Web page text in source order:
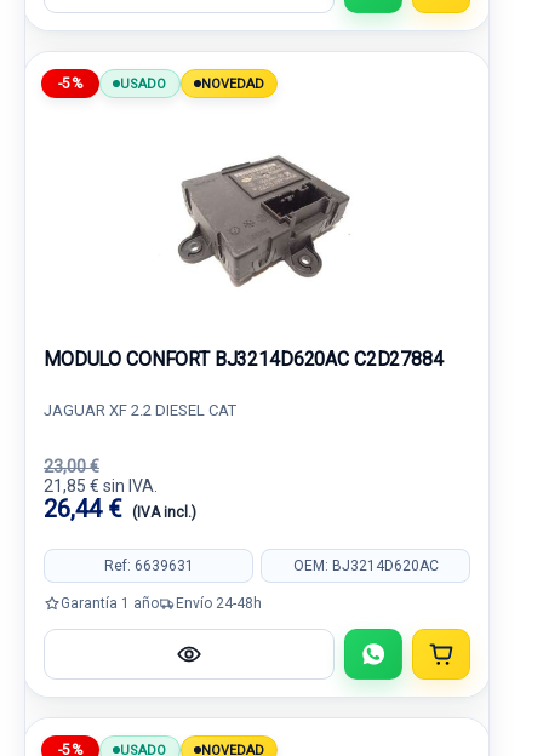
-5% USADO NOVEDAD
MODULO CONFORT BJ3214D620AC C2D27884
JAGUAR XF 2.2 DIESEL CAT
23,00 €
21,85 € sin IVA.
26,44 € (IVA incl.)
Ref: 6639631 OEM: BJ3214D620AC
Garantía 1 año Envío 24-48h
-5% USADO NOVEDAD